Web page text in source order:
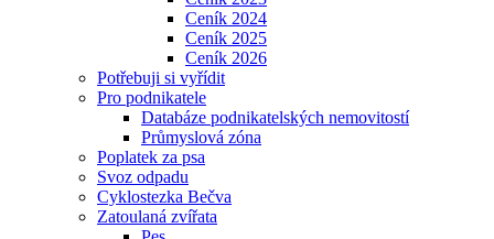
Ceník 2024
Ceník 2025
Ceník 2026
Potřebuji si vyřídit
Pro podnikatele
Databáze podnikatelských nemovitostí
Průmyslová zóna
Poplatek za psa
Svoz odpadu
Cyklostezka Bečva
Zatoulaná zvířata